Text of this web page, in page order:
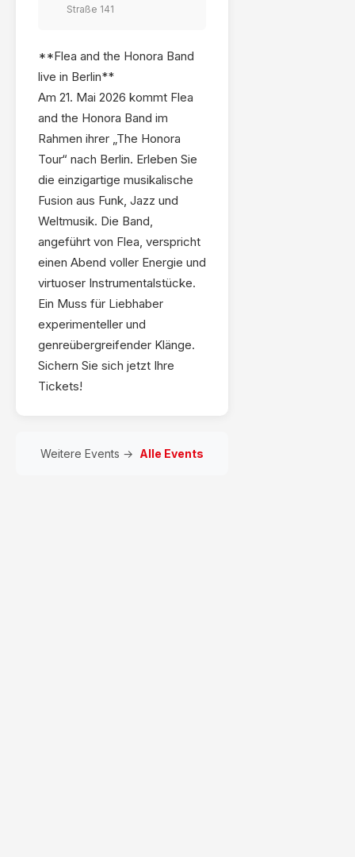
Straße 141
**Flea and the Honora Band
live in Berlin**
Am 21. Mai 2026 kommt Flea
and the Honora Band im
Rahmen ihrer „The Honora
Tour“ nach Berlin. Erleben Sie
die einzigartige musikalische
Fusion aus Funk, Jazz und
Weltmusik. Die Band,
angeführt von Flea, verspricht
einen Abend voller Energie und
virtuoser Instrumentalstücke.
Ein Muss für Liebhaber
experimenteller und
genreübergreifender Klänge.
Sichern Sie sich jetzt Ihre
Tickets!
Weitere Events → Alle Events